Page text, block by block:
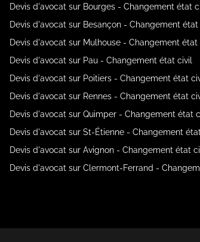
Devis d'avocat sur Bourges - Changement état
Devis d'avocat sur Besançon - Changement état
Devis d'avocat sur Mulhouse - Changement état
Devis d'avocat sur Pau - Changement état civil
Devis d'avocat sur Poitiers - Changement état
Devis d'avocat sur Rennes - Changement état
Devis d'avocat sur Quimper - Changement état
Devis d'avocat sur St-Étienne - Changement
Devis d'avocat sur Avignon - Changement état
Devis d'avocat sur Clermont-Ferrand -